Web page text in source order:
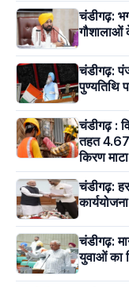
चंडीगढ़:
गौशालाओं
चंडीगढ़:
पुण्यतिथि
चंडीगढ़ :
तहत 4.67
किरण माटा
चंडीगढ़:
चंडीगढ़:
युवाओं का